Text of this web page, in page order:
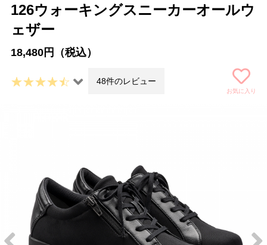
126ウォーキングスニーカーオールウ
ェザー
18,480円（税込）
48件のレビュー
お気に入り